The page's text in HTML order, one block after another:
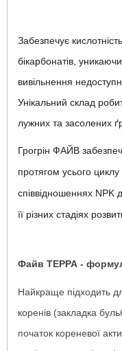
Забезпечує
бікарбонатів,
вивільнення
Унікальний склад
лужних та засолених
Грогрін ФАЙВ
протягом усього
співвідношеннях NPK
її різних стадіях
Файв ТЕРРА -
Найкраще підходить
коренів (закладка
початок кореневої